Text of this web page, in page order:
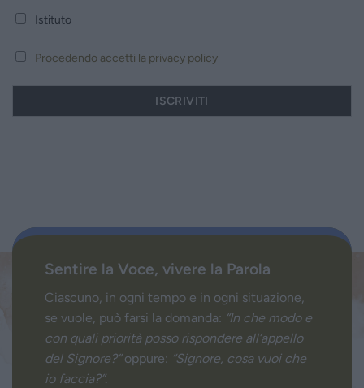
Istituto
Procedendo accetti la privacy policy
Sentire la Voce, vivere la Parola
Ciascuno, in ogni tempo e in ogni situazione,
se vuole, può farsi la domanda: “In che modo e
con quali priorità posso rispondere all’appello
del Signore?”oppure: “Signore, cosa vuoi che
io faccia?”.